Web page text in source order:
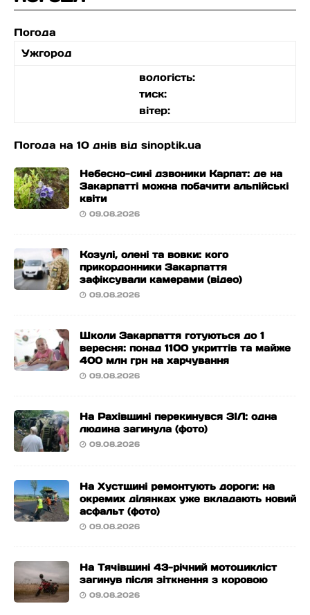
Погода
Ужгород
вологість:
тиск:
вітер:
Погода на 10 днів від sinoptik.ua
Небесно-сині дзвоники Карпат: де на
Закарпатті можна побачити альпійські
квіти
09.08.2026
Козулі, олені та вовки: кого
прикордонники Закарпаття
зафіксували камерами (відео)
09.08.2026
Школи Закарпаття готуються до 1
вересня: понад 1100 укриттів та майже
400 млн грн на харчування
09.08.2026
На Рахівщині перекинувся ЗІЛ: одна
людина загинула (фото)
09.08.2026
На Хустщині ремонтують дороги: на
окремих ділянках уже вкладають новий
асфальт (фото)
09.08.2026
На Тячівщині 43-річний мотоцикліст
загинув після зіткнення з коровою
09.08.2026